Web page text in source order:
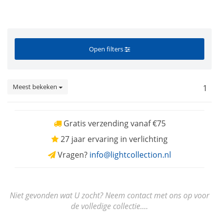
Open filters
Meest bekeken 1
Gratis verzending vanaf €75
27 jaar ervaring in verlichting
Vragen? info@lightcollection.nl
Niet gevonden wat U zocht? Neem contact met ons op voor
de volledige collectie....